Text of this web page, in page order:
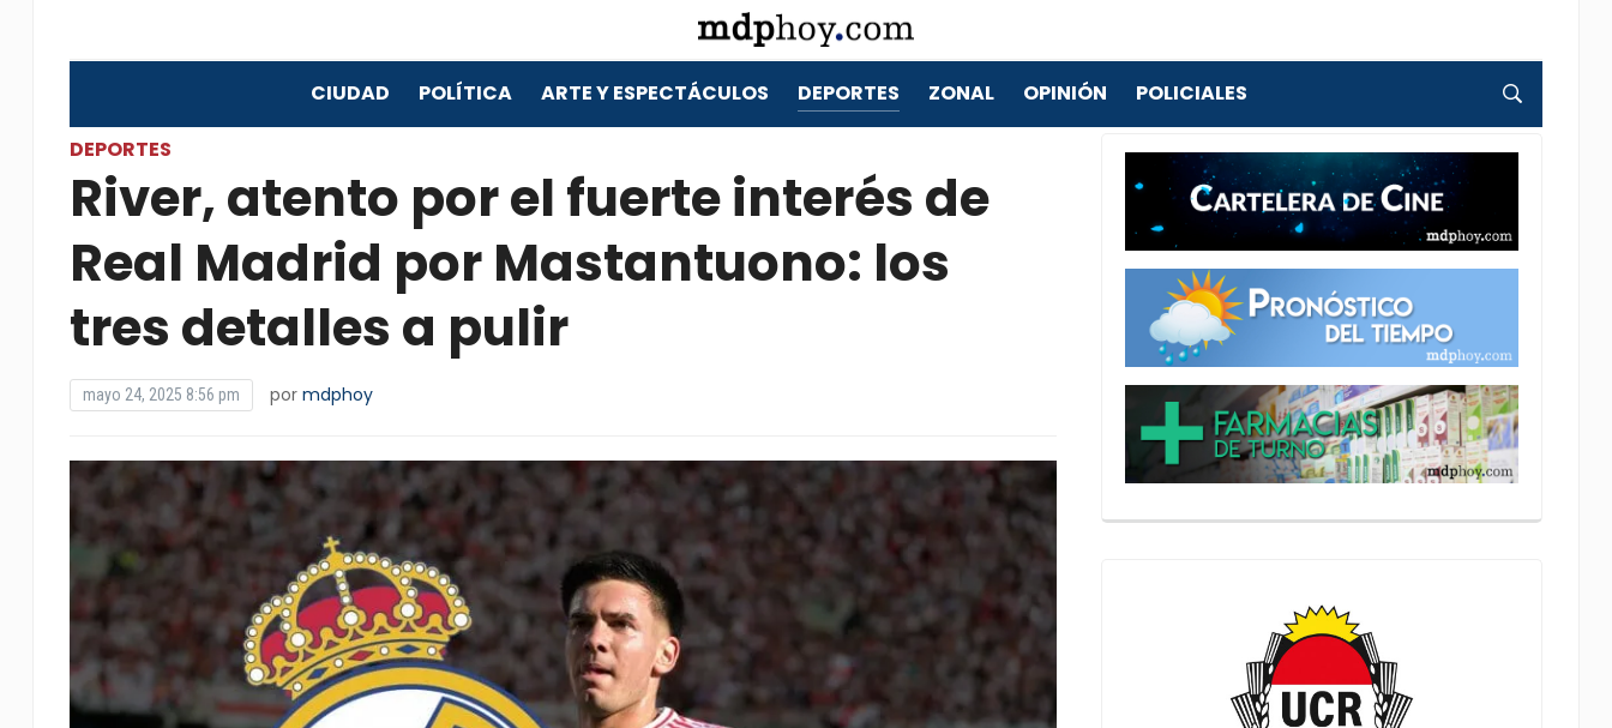
CIUDAD POLÍTICA ARTE Y ESPECTÁCULOS DEPORTES ZONAL OPINIÓN POLICIALES
DEPORTES
River, atento por el fuerte interés de
Real Madrid por Mastantuono: los
tres detalles a pulir
mayo 24, 2025 8:56 pm por mdphoy